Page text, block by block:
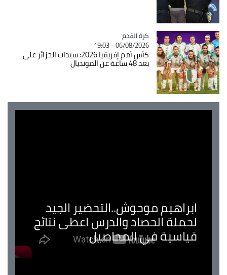
Catégorie
كرة القدم
06/08/2026 - 19:03
كأس أمم إفريقيا 2026: سيدات الجزائر على
بعد 48 ساعة عن المونديال
ابراهيم موحوش..التحضير الجيد
لحملة الحصاد والدرس اعطى نتائج
قياسية في المحاصيل